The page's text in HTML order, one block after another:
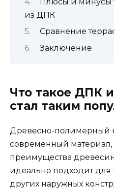
из ДПК
Сравнение
Заключение
Что такое ДПК
стал таким
Древесно-полимерный
современный
преимущества
идеально подходит для
других наружных